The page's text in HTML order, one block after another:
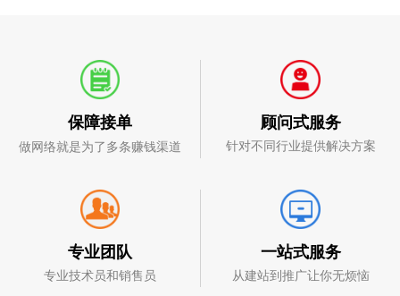
保障接单
做网络就是为了多条赚钱渠道
顾问式服务
针对不同行业提供解决方案
专业团队
专业技术员和销售员
一站式服务
从建站到推广让你无烦恼